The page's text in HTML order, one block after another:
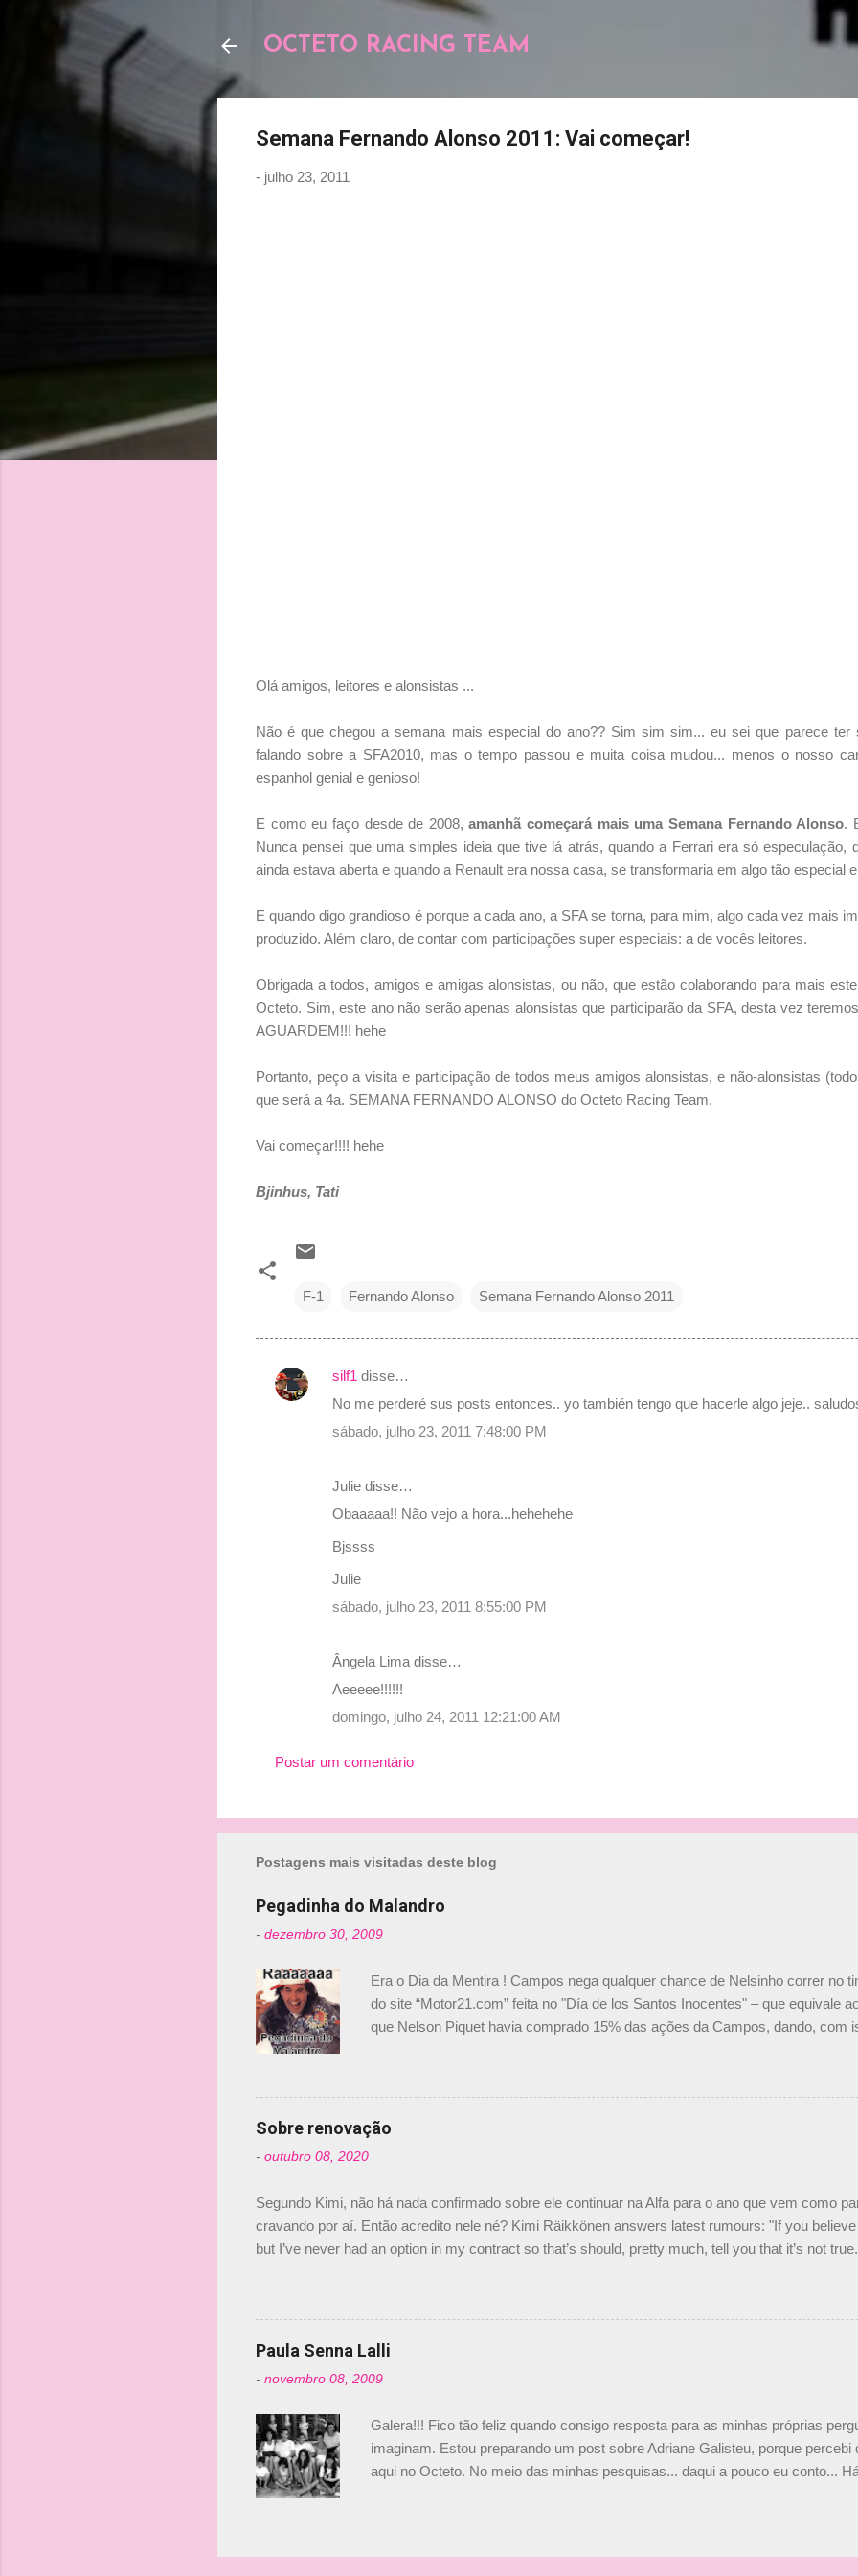
OCTETO RACING TEAM
Semana Fernando Alonso 2011: Vai começar!
- julho 23, 2011
Olá amigos, leitores e alonsistas ...
Não é que chegou a semana mais especial do ano?? Sim sim sim... eu sei que parece ter
falando sobre a SFA2010, mas o tempo passou e muita coisa mudou... menos o nosso
espanhol genial e genioso!
E como eu faço desde de 2008,amanhã começará mais uma Semana Fernando Alonso.
Nunca pensei que uma simples ideia que tive lá atrás, quando a Ferrari era só especulação,
ainda estava aberta e quando a Renault era nossa casa, se transformaria em algo tão especial
E quando digo grandioso é porque a cada ano, a SFA se torna, para mim, algo cada vez mais
produzido. Além claro, de contar com participações super especiais: a de vocês leitores.
Obrigada a todos, amigos e amigas alonsistas, ou não, que estão colaborando para mais
Octeto. Sim, este ano não serão apenas alonsistas que participarão da SFA, desta vez
AGUARDEM!!! hehe
Portanto, peço a visita e participação de todos meus amigos alonsistas, e não-alonsistas
que será a 4a. SEMANA FERNANDO ALONSO do Octeto Racing Team.
Vai começar!!!! hehe
Bjinhus, Tati
F-1 Fernando Alonso Semana Fernando Alonso 2011
C
silf1 disse…
No me perderé sus posts entonces.. yo también tengo que hacerle algo jeje..
sábado, julho 23, 2011 7:48:00 PM
Julie disse…
Obaaaaa!! Não vejo a hora...hehehehe
Bjssss
Julie
sábado, julho 23, 2011 8:55:00 PM
Ângela Lima disse…
Aeeeee!!!!!!
domingo, julho 24, 2011 12:21:00 AM
Postar um comentário
Postagens mais visitadas deste blog
Pegadinha do Malandro
- dezembro 30, 2009
Era o Dia da Mentira ! Campos nega qualquer chance de Nelsinho correr no
do site “Motor21.com” feita no "Día de los Santos Inocentes" – que equivale
que Nelson Piquet havia comprado 15% das ações da Campos, dando, com
verdade, nós recebemos uma oferta de Piquet", admitiu Audetto. “Mas
Senna, não podemos ter dois brasileiros”, explicou, dizendo ainda que não
Sobre renovação
- outubro 08, 2020
Segundo Kimi, não há nada confirmado sobre ele continuar na Alfa para o ano que vem como
cravando por aí. Então acredito nele né? Kimi Räikkönen answers latest rumours: "If you believe
but I’ve never had an option in my contract so that’s should, pretty much, tell you that it’s not
@RGrosjean ! #EifelGP 🇩🇪 #F1 pic.twitter.com/GSAu1LWnwW — Formula 1 (@F1) October
Paula Senna Lalli
- novembro 08, 2009
Galera!!! Fico tão feliz quando consigo resposta para as minhas próprias
imaginam. Estou preparando um post sobre Adriane Galisteu, porque percebi
aqui no Octeto. No meio das minhas pesquisas... daqui a pouco eu conto...